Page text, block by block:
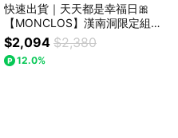
快速出貨｜天天都是幸福日🎀
【MONCLOS】漢南洞限定組
（化妝包+護手霜+豐唇精華+髮
圈+掛飾)四款掛飾隨機出貨 贈專
屬化妝包＆禮物袋 LINE獨家加1
$2,094 $2,380
12.0%